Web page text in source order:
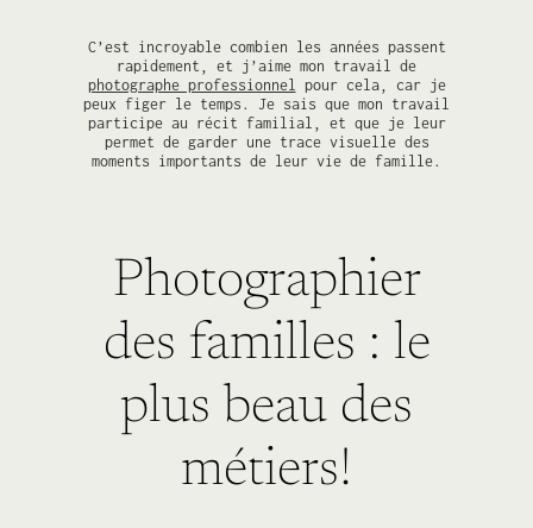
C’est incroyable combien les années passent
rapidement, et j’aime mon travail de
photographe professionnel pour cela, car je
peux figer le temps. Je sais que mon travail
participe au récit familial, et que je leur
permet de garder une trace visuelle des
moments importants de leur vie de famille.
Photographier
des familles : le
plus beau des
métiers!